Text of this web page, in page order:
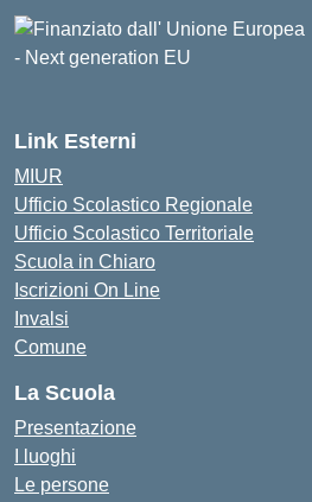
Link Esterni
MIUR
Ufficio Scolastico Regionale
Ufficio Scolastico Territoriale
Scuola in Chiaro
Iscrizioni On Line
Invalsi
Comune
La Scuola
Presentazione
I luoghi
Le persone